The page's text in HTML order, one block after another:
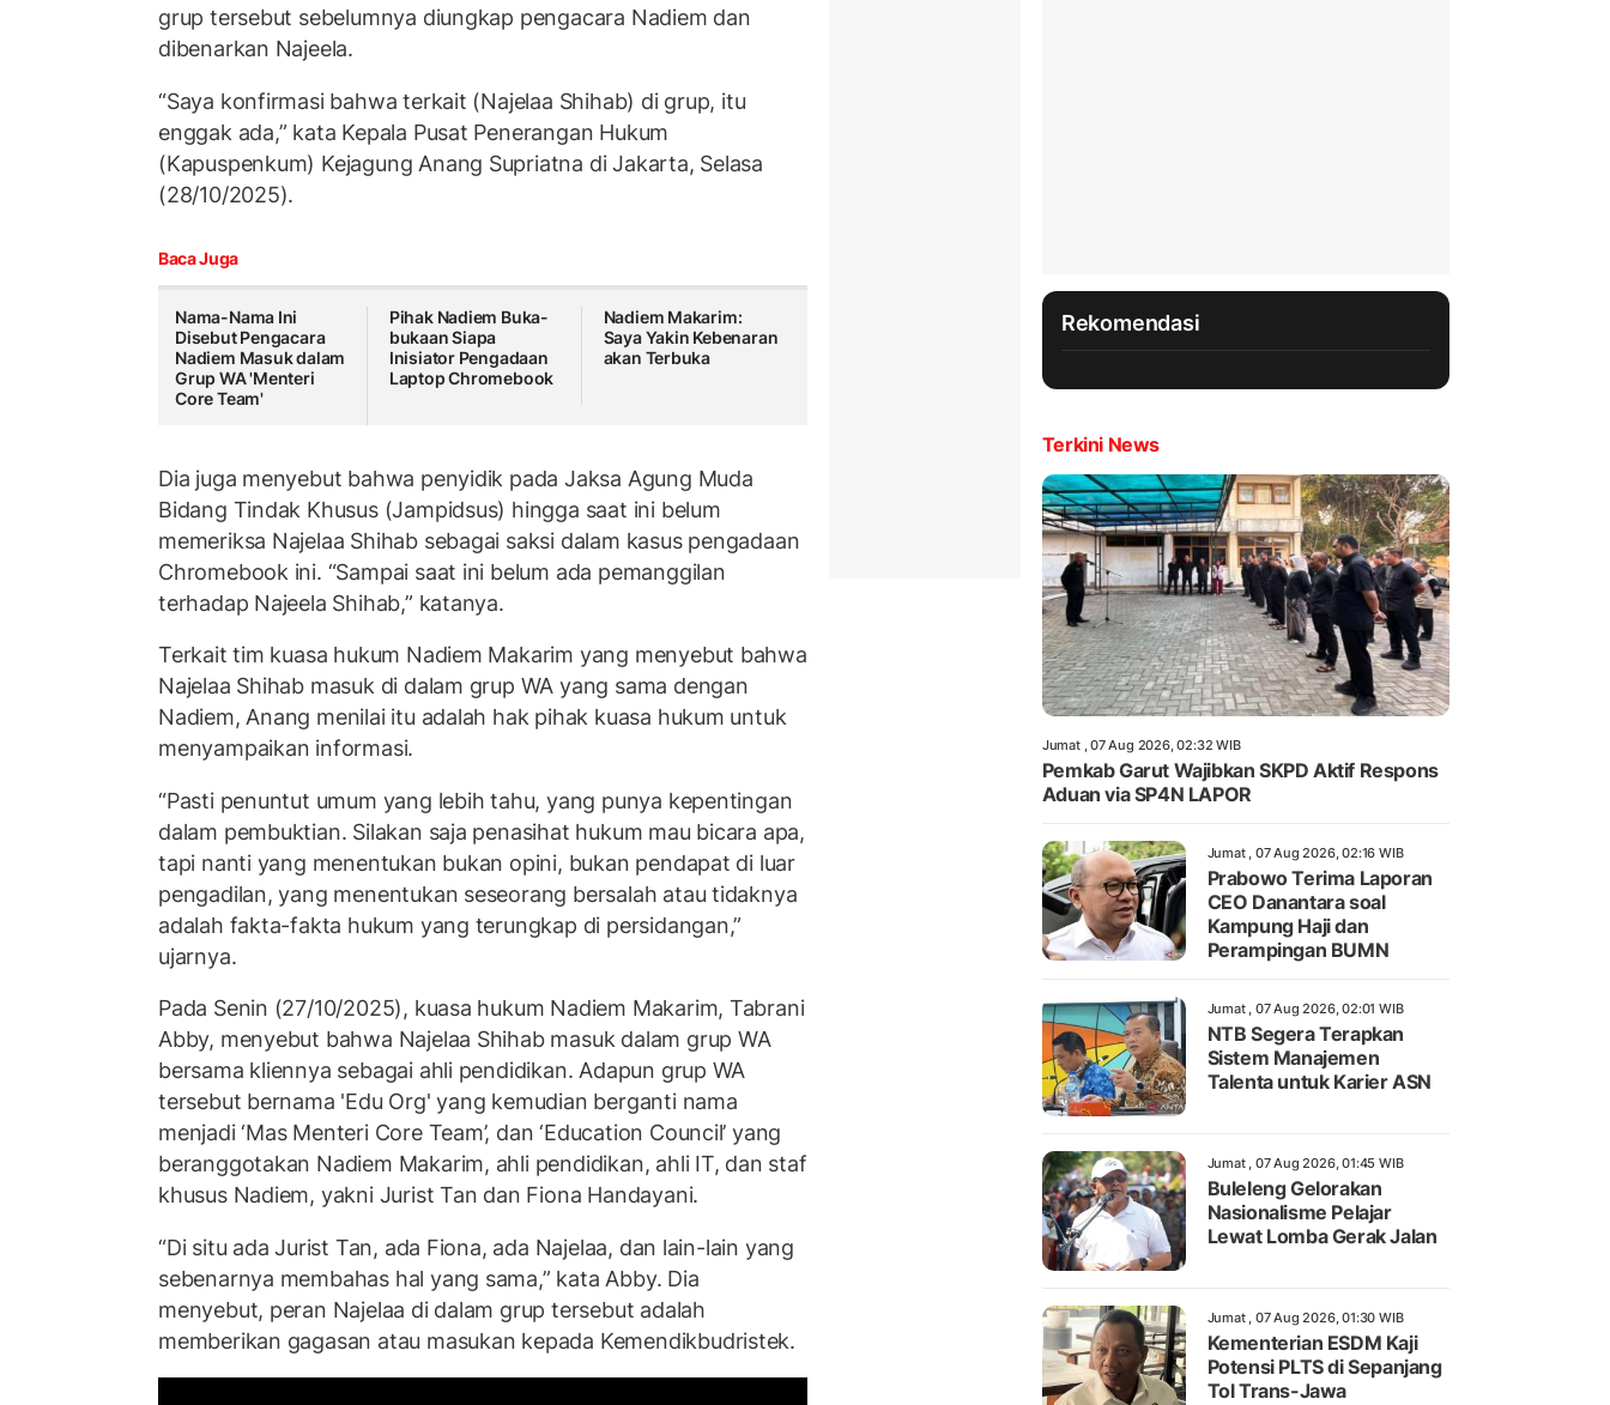
grup tersebut sebelumnya diungkap pengacara Nadiem dan
dibenarkan Najeela.
“Saya konfirmasi bahwa terkait (Najelaa Shihab) di grup, itu
enggak ada,” kata Kepala Pusat Penerangan Hukum
(Kapuspenkum) Kejagung Anang Supriatna di Jakarta, Selasa
(28/10/2025).
Baca Juga
Nama-Nama Ini
Disebut Pengacara
Nadiem Masuk dalam
Grup WA 'Menteri
Core Team'
Pihak Nadiem Buka-
bukaan Siapa
Inisiator Pengadaan
Laptop Chromebook
Nadiem Makarim:
Saya Yakin Kebenaran
akan Terbuka
Dia juga menyebut bahwa penyidik pada Jaksa Agung Muda
Bidang Tindak Khusus (Jampidsus) hingga saat ini belum
memeriksa Najelaa Shihab sebagai saksi dalam kasus pengadaan
Chromebook ini. “Sampai saat ini belum ada pemanggilan
terhadap Najeela Shihab,” katanya.
Terkait tim kuasa hukum Nadiem Makarim yang menyebut bahwa
Najelaa Shihab masuk di dalam grup WA yang sama dengan
Nadiem, Anang menilai itu adalah hak pihak kuasa hukum untuk
menyampaikan informasi.
“Pasti penuntut umum yang lebih tahu, yang punya kepentingan
dalam pembuktian. Silakan saja penasihat hukum mau bicara apa,
tapi nanti yang menentukan bukan opini, bukan pendapat di luar
pengadilan, yang menentukan seseorang bersalah atau tidaknya
adalah fakta-fakta hukum yang terungkap di persidangan,”
ujarnya.
Pada Senin (27/10/2025), kuasa hukum Nadiem Makarim, Tabrani
Abby, menyebut bahwa Najelaa Shihab masuk dalam grup WA
bersama kliennya sebagai ahli pendidikan. Adapun grup WA
tersebut bernama 'Edu Org' yang kemudian berganti nama
menjadi ‘Mas Menteri Core Team’, dan ‘Education Council’ yang
beranggotakan Nadiem Makarim, ahli pendidikan, ahli IT, dan staf
khusus Nadiem, yakni Jurist Tan dan Fiona Handayani.
“Di situ ada Jurist Tan, ada Fiona, ada Najelaa, dan lain-lain yang
sebenarnya membahas hal yang sama,” kata Abby. Dia
menyebut, peran Najelaa di dalam grup tersebut adalah
memberikan gagasan atau masukan kepada Kemendikbudristek.
Rekomendasi
Terkini News
Jumat , 07 Aug 2026, 02:32 WIB
Pemkab Garut Wajibkan SKPD Aktif Respons
Aduan via SP4N LAPOR
Jumat , 07 Aug 2026, 02:16 WIB
Prabowo Terima Laporan
CEO Danantara soal
Kampung Haji dan
Perampingan BUMN
Jumat , 07 Aug 2026, 02:01 WIB
NTB Segera Terapkan
Sistem Manajemen
Talenta untuk Karier ASN
Jumat , 07 Aug 2026, 01:45 WIB
Buleleng Gelorakan
Nasionalisme Pelajar
Lewat Lomba Gerak Jalan
Jumat , 07 Aug 2026, 01:30 WIB
Kementerian ESDM Kaji
Potensi PLTS di Sepanjang
Tol Trans-Jawa